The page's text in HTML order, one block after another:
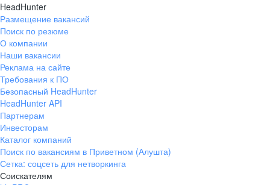
HeadHunter
Размещение вакансий
Поиск по резюме
О компании
Наши вакансии
Реклама на сайте
Требования к ПО
Безопасный HeadHunter
HeadHunter API
Партнерам
Инвесторам
Каталог компаний
Поиск по вакансиям в Приветном (Алушта)
Сетка: соцсеть для нетворкинга
Соискателям